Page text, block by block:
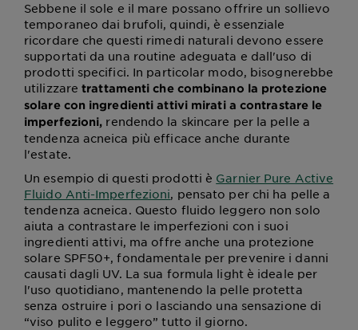
Sebbene il sole e il mare possano offrire un sollievo
temporaneo dai brufoli, quindi, è essenziale
ricordare che questi rimedi naturali devono essere
supportati da una routine adeguata e dall'uso di
prodotti specifici. In particolar modo, bisognerebbe
utilizzaretrattamenti che combinano la protezione
solare con ingredienti attivi mirati a contrastare le
imperfezioni, rendendo la skincare per la pelle a
tendenza acneica più efficace anche durante
l'estate.
Un esempio di questi prodotti è Garnier Pure Active
Fluido Anti-Imperfezioni, pensato per chi ha pelle a
tendenza acneica. Questo fluido leggero non solo
aiuta a contrastare le imperfezioni con i suoi
ingredienti attivi, ma offre anche una protezione
solare SPF50+, fondamentale per prevenire i danni
causati dagli UV. La sua formula light è ideale per
l'uso quotidiano, mantenendo la pelle protetta
senza ostruire i pori o lasciando una sensazione di
“viso pulito e leggero” tutto il giorno.